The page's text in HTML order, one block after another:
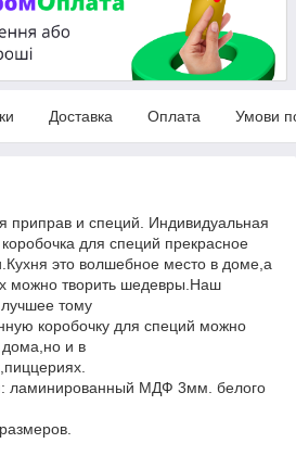
Доставка Оплата Умови
приправ и специй. Индивидуальная
для специй прекрасное
это волшебное место в доме,а
можно творить шедевры.Наш
тому
коробочку для специй можно
дома,но и в
ламинированный МДФ 3мм. белого